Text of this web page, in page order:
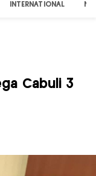
INTERNATIONAL
Cabuli 3